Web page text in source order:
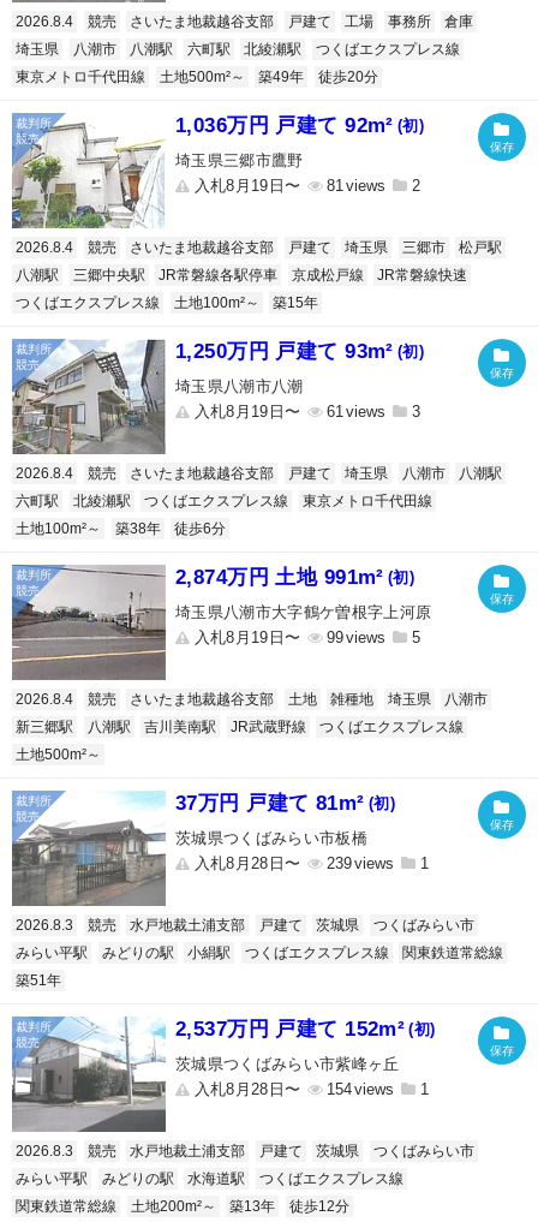
2026.8.4 競売 さいたま地裁越谷支部 戸建て 工場 事務所
倉庫
埼玉県
八潮市 八潮駅 六町駅 北綾瀬駅
つくばエクスプレス線
東京メトロ千代田線
土地500m²～ 築49年 徒歩20分
1,036万円 戸建て 92m² (初)
埼玉県三郷市鷹野
入札8月19日〜
81 2
2026.8.4 競売 さいたま地裁越谷支部 戸建て 埼玉県 三郷市
松戸駅
八潮駅
三郷中央駅 JR常磐線各駅停車 京成松戸線
JR常磐線快速
つくばエクスプレス線
土地100m²～ 築15年
1,250万円 戸建て 93m² (初)
埼玉県八潮市八潮
入札8月19日〜
61 3
2026.8.4 競売 さいたま地裁越谷支部 戸建て 埼玉県 八潮市
八潮駅
六町駅
北綾瀬駅 つくばエクスプレス線
東京メトロ千代田線
土地100m²～
築38年 徒歩6分
2,874万円 土地 991m² (初)
埼玉県八潮市大字鶴ケ曽根字上河原
入札8月19日〜
99 5
2026.8.4 競売 さいたま地裁越谷支部 土地 雑種地 埼玉県
八潮市
新三郷駅
八潮駅 吉川美南駅 JR武蔵野線
つくばエクスプレス線
土地500m²～
37万円 戸建て 81m² (初)
茨城県つくばみらい市板橋
入札8月28日〜
239 1
2026.8.3 競売 水戸地裁土浦支部 戸建て 茨城県
つくばみらい市
みらい平駅
みどりの駅 小絹駅 つくばエクスプレス線
関東鉄道常総線
築51年
2,537万円 戸建て 152m² (初)
茨城県つくばみらい市紫峰ヶ丘
入札8月28日〜
154 1
2026.8.3 競売 水戸地裁土浦支部 戸建て 茨城県
つくばみらい市
みらい平駅
みどりの駅 水海道駅
つくばエクスプレス線
関東鉄道常総線
土地200m²～ 築13年 徒歩12分